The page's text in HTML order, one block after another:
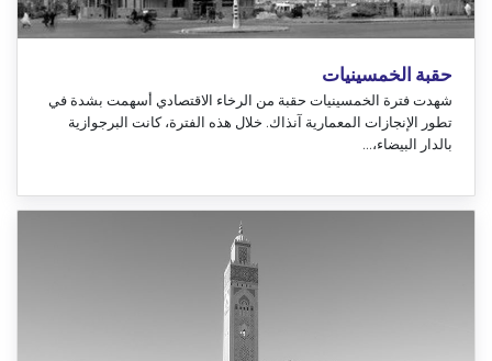
حقبة الخمسينيات
شهدت فترة الخمسينيات حقبة من الرخاء الاقتصادي أسهمت بشدة في
تطور الإنجازات المعمارية آنذاك. خلال هذه الفترة، كانت البرجوازية
بالدار البيضاء،...